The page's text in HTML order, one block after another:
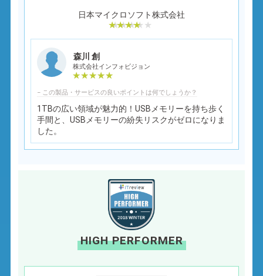
日本マイクロソフト株式会社
森川 創
株式会社インフォビジョン
− この製品・サービスの良いポイントは何でしょうか？
1TBの広い領域が魅力的！USBメモリーを持ち歩く
手間と、USBメモリーの紛失リスクがゼロになりま
した。
HIGH PERFORMER